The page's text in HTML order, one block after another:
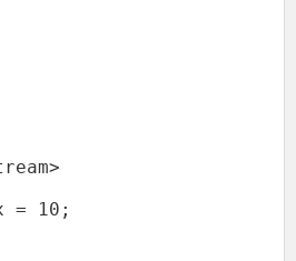
= 10;